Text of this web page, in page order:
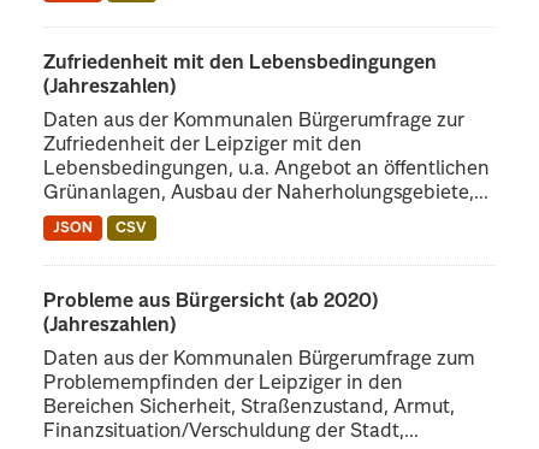
Zufriedenheit mit den Lebensbedingungen
(Jahreszahlen)
Daten aus der Kommunalen Bürgerumfrage zur
Zufriedenheit der Leipziger mit den
Lebensbedingungen, u.a. Angebot an öffentlichen
Grünanlagen, Ausbau der Naherholungsgebiete,...
JSON CSV
Probleme aus Bürgersicht (ab 2020)
(Jahreszahlen)
Daten aus der Kommunalen Bürgerumfrage zum
Problemempfinden der Leipziger in den
Bereichen Sicherheit, Straßenzustand, Armut,
Finanzsituation/Verschuldung der Stadt,...